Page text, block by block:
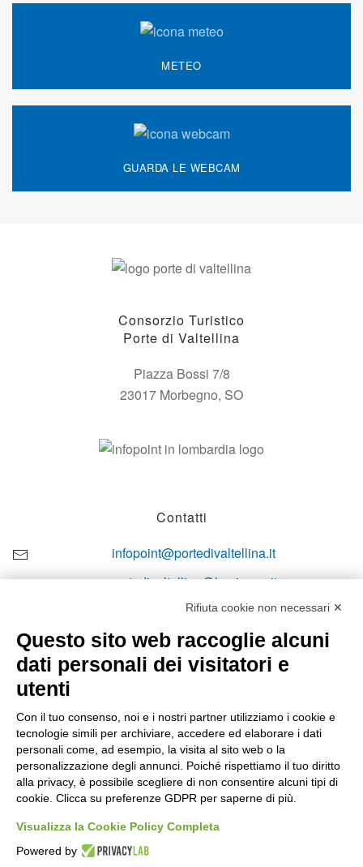
METEO
GUARDA LE WEBCAM
Consorzio Turistico
Porte di Valtellina
Piazza Bossi 7/8
23017 Morbegno, SO
Contatti
infopoint@portedivaltellina.it
portedivaltellina@lamiapec.it
+39 0342 601140
Lun-ven
08:00 – 12:10 / 14:00 – 18:10
Sabato
08:00 – 12:10
Rifiuta cookie non necessari ✕
Questo sito web raccoglie alcuni
dati personali dei visitatori e
utenti
Con il tuo consenso, noi e i nostri partner utilizziamo i cookie e
tecnologie simili per archiviare, accedere ed elaborare i dati
personali come, ad esempio, la visita al sito web o la
personalizzazione degli annunci. Poiché rispettiamo il tuo diritto
alla privacy, è possibile scegliere di non consentire alcuni tipi di
cookie. Clicca su preferenze GDPR per saperne di più.
Visualizza la Cookie Policy Completa
Powered by